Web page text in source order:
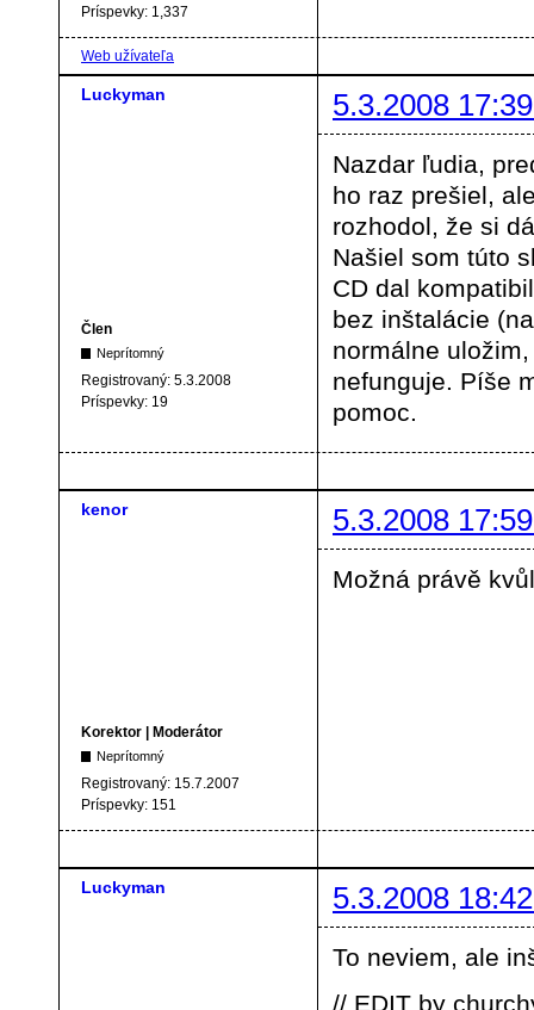
Príspevky: 1,337
Web užívateľa
Luckyman 5.3.2008
Člen
Neprítomný
Registrovaný: 5.3.2008
Príspevky: 19
Nazdar ľudia,
ho raz prešiel,
rozhodol, že si
Našiel som túto
CD dal
bez inštalácie
normálne
nefunguje. Píše
pomoc.
kenor 5.3.2008
Korektor | Moderátor
Neprítomný
Registrovaný: 15.7.2007
Príspevky: 151
Možná právě
Luckyman 5.3.2008
To neviem, ale
// EDIT by